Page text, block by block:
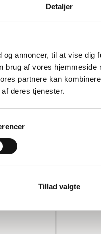
Detaljer
annoncer, til at vise dig
af vores
partnere kan
deres tjenester.
Tillad valgte
på og
hvilket
1450
design